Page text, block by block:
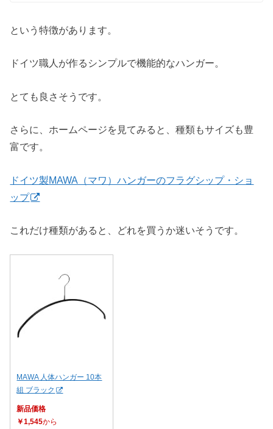
という特徴があります。
ドイツ職人が作るシンプルで機能的なハンガー。
とても良さそうです。
さらに、ホームページを見てみると、種類もサイズも豊
富です。
ドイツ製MAWA（マワ）ハンガーのフラグシップ・ショ
ップ
これだけ種類があると、どれを買うか迷いそうです。
MAWA 人体ハンガー 10本
組 ブラック
新品価格
￥1,545から